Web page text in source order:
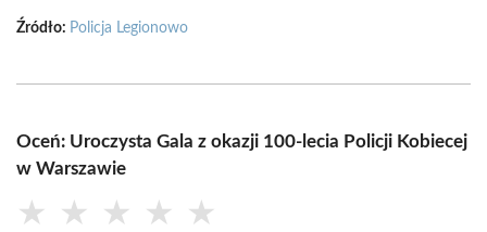
Źródło: Policja Legionowo
Oceń: Uroczysta Gala z okazji 100-lecia Policji Kobiecej
w Warszawie
★ ★ ★ ★ ★